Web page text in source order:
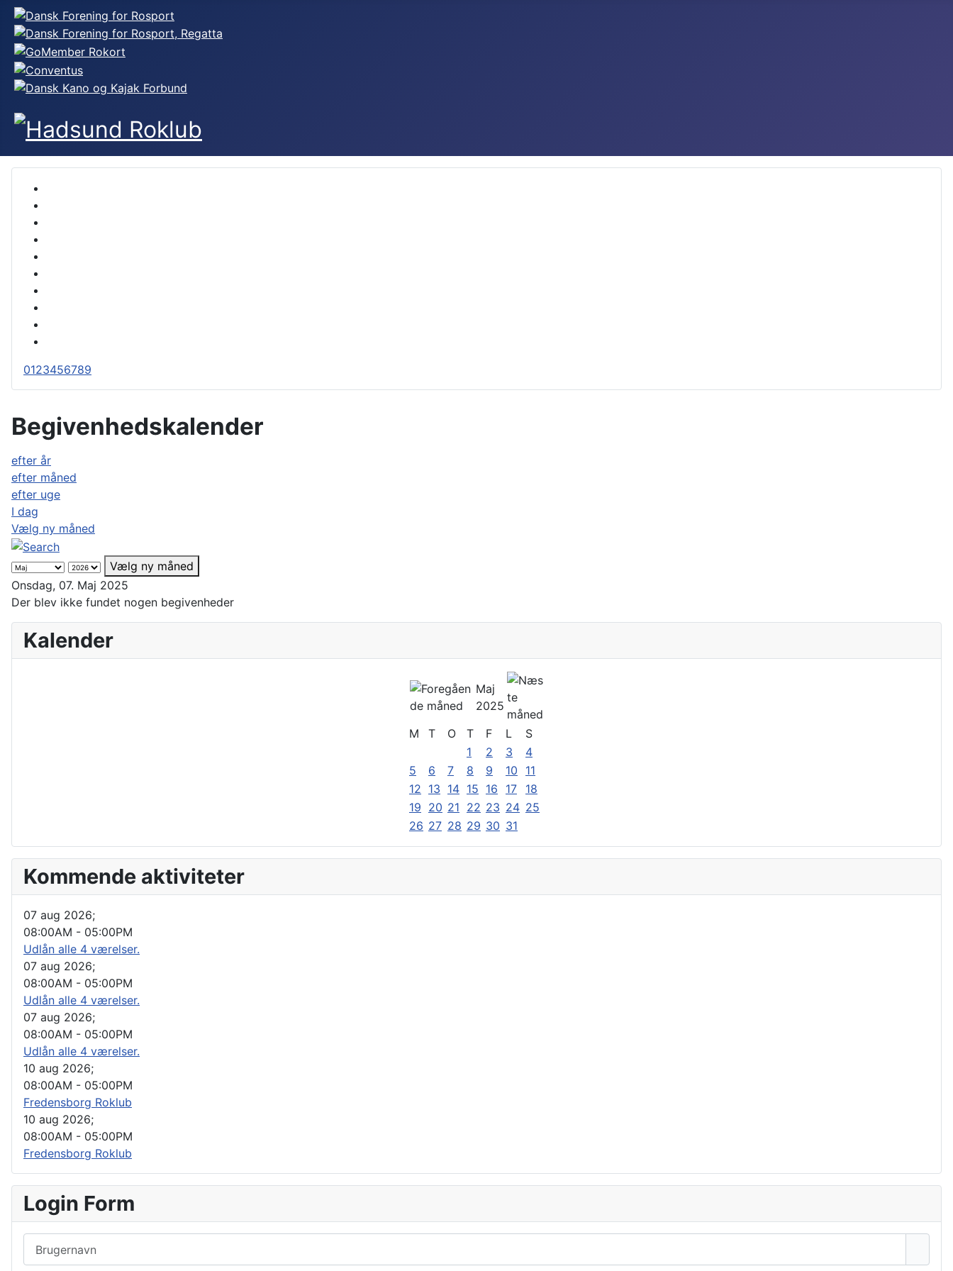
0123456789
Begivenhedskalender
efter år
efter måned
efter uge
I dag
Vælg ny måned
Vælg ny måned
Onsdag, 07. Maj 2025
Der blev ikke fundet nogen begivenheder
Kalender
Maj
2025
M
T O T F L
S
1
2 3
4
5
6 7 8 9 10
11
12 13 14 15 16 17
18
19 20 21 22 23 24 25
26 27 28 29 30 31
Kommende aktiviteter
07 aug 2026;
08:00AM - 05:00PM
Udlån alle 4 værelser.
07 aug 2026;
08:00AM - 05:00PM
Udlån alle 4 værelser.
07 aug 2026;
08:00AM - 05:00PM
Udlån alle 4 værelser.
10 aug 2026;
08:00AM - 05:00PM
Fredensborg Roklub
10 aug 2026;
08:00AM - 05:00PM
Fredensborg Roklub
Login Form